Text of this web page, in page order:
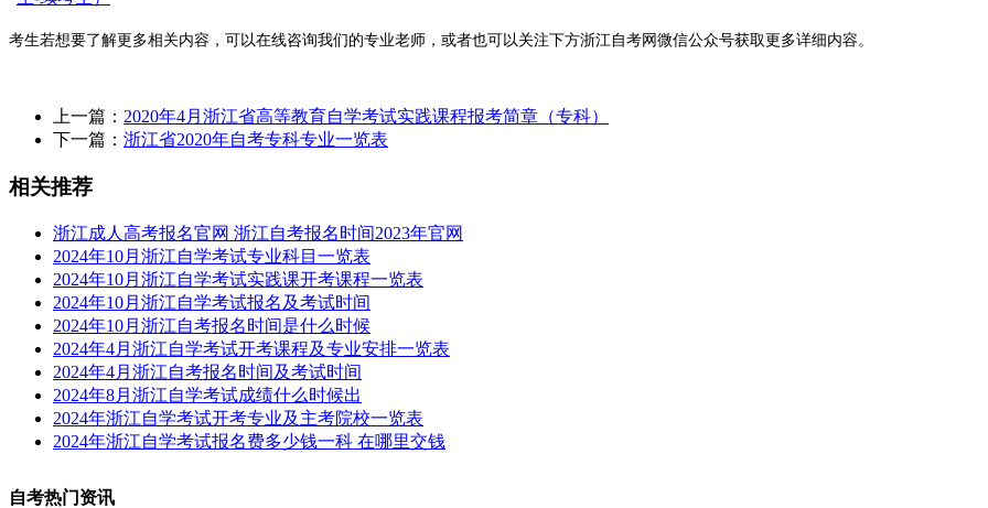
考生若想要了解更多相关内容，可以在线咨询我们的专业老师，或者也可以关注下方浙江自考网微信公众号获取更多详细内容。
上一篇： 2020年4月浙江省高等教育自学考试实践课程报考简章（专科）
下一篇： 浙江省2020年自考专科专业一览表
相关推荐
浙江成人高考报名官网 浙江自考报名时间2023年官网
2024年10月浙江自学考试专业科目一览表
2024年10月浙江自学考试实践课开考课程一览表
2024年10月浙江自学考试报名及考试时间
2024年10月浙江自考报名时间是什么时候
2024年4月浙江自学考试开考课程及专业安排一览表
2024年4月浙江自考报名时间及考试时间
2024年8月浙江自学考试成绩什么时候出
2024年浙江自学考试开考专业及主考院校一览表
2024年浙江自学考试报名费多少钱一科 在哪里交钱
自考热门资讯